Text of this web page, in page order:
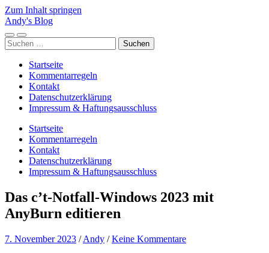
Zum Inhalt springen
Andy's Blog
Mobile-
Menü
Suchfeld
ein-/ausblenden
Suchen
nach:
Startseite
Kommentarregeln
Kontakt
Datenschutzerklärung
Impressum & Haftungsausschluss
Startseite
Kommentarregeln
Kontakt
Datenschutzerklärung
Impressum & Haftungsausschluss
Das c’t-Notfall-Windows 2023 mit
AnyBurn editieren
7. November 2023 /Andy /Keine Kommentare